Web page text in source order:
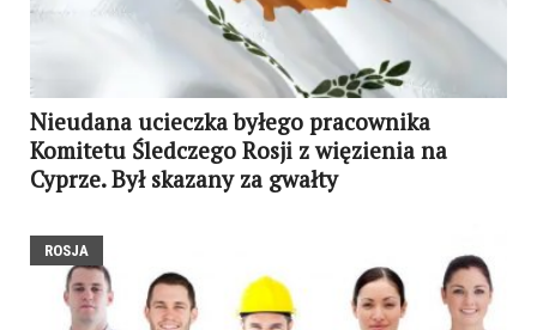
Nieudana ucieczka byłego pracownika
Komitetu Śledczego Rosji z więzienia na
Cyprze. Był skazany za gwałty
ROSJA